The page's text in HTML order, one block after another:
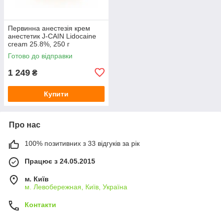
Первинна анестезія крем
анестетик J-CAIN Lidocaine
cream 25.8%, 250 г
Готово до відправки
1 249 ₴
Купити
Про нас
100% позитивних з 33 відгуків за рік
Працює з 24.05.2015
м. Київ
м. Левобережная, Київ, Україна
Контакти